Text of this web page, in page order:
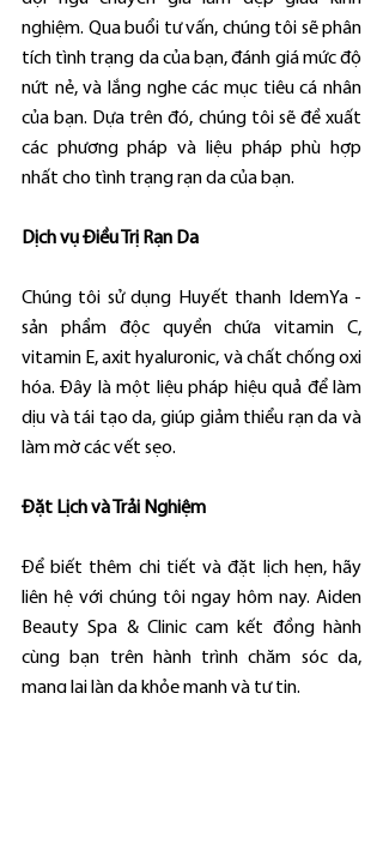
nghiệm. Qua buổi tư vấn, chúng tôi sẽ phân
tích tình trạng da của bạn, đánh giá mức độ
nứt nẻ, và lắng nghe các mục tiêu cá nhân
của bạn. Dựa trên đó, chúng tôi sẽ đề xuất
các phương pháp và liệu pháp phù hợp
nhất cho tình trạng rạn da của bạn.
Dịch vụ Điều Trị Rạn Da
Chúng tôi sử dụng Huyết thanh IdemYa -
sản phẩm độc quyền chứa vitamin C,
vitamin E, axit hyaluronic, và chất chống oxi
hóa. Đây là một liệu pháp hiệu quả để làm
dịu và tái tạo da, giúp giảm thiểu rạn da và
làm mờ các vết sẹo.
Đặt Lịch và Trải Nghiệm
Để biết thêm chi tiết và đặt lịch hẹn, hãy
liên hệ với chúng tôi ngay hôm nay. Aiden
Beauty Spa & Clinic cam kết đồng hành
cùng bạn trên hành trình chăm sóc da,
mang lại làn da khỏe mạnh và tự tin.